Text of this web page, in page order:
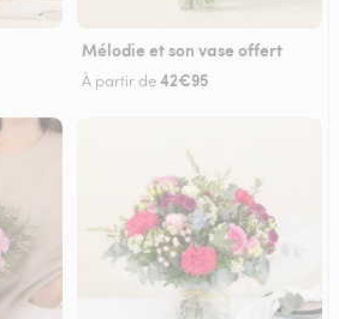
Mélodie et son vase offert
À partir de42€95